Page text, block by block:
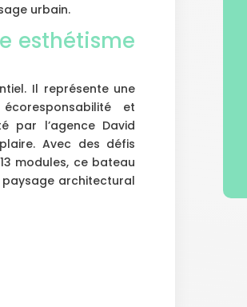
urbain.
esthétisme
Il représente une
et
par l’agence David
Avec des défis
modules, ce bateau
architectural